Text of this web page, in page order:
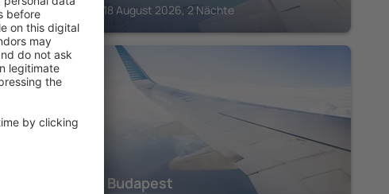
Budapest, 18 August 2026, 2 Nächte
BUDAPEST
Pullman Budapest